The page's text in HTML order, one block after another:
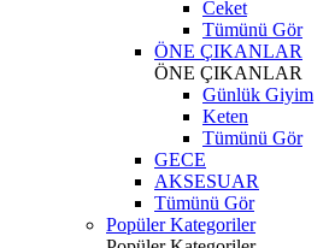
Ceket
Tümünü Gör
ÖNE ÇIKANLAR
ÖNE ÇIKANLAR
Günlük Giyim
Keten
Tümünü Gör
GECE
AKSESUAR
Tümünü Gör
Popüler Kategoriler